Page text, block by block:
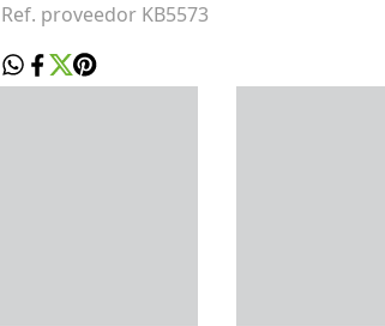
Ref. proveedor KB5573